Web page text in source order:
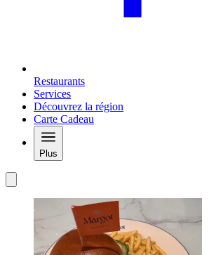
Restaurants
Services
Découvrez la région
Carte Cadeau
Plus